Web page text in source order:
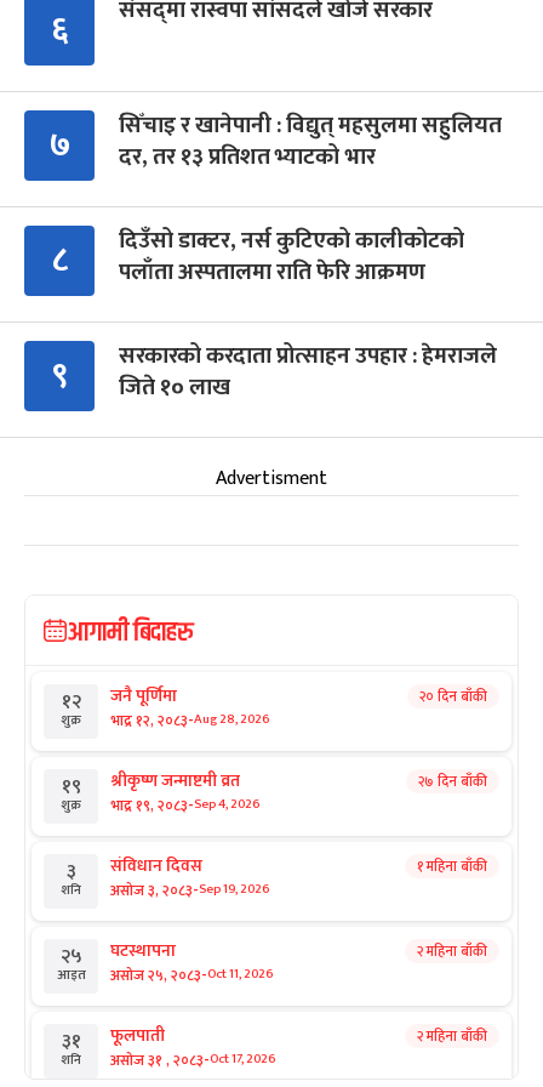
६ संसद्‍मा रास्वपा सांसदले खोजे सरकार
७
सिँचाइ र खानेपानी : विद्युत् महसुलमा सहुलियत
दर, तर १३ प्रतिशत भ्याटको भार
८
दिउँसो डाक्टर, नर्स कुटिएको कालीकोटको
पलाँता अस्पतालमा राति फेरि आक्रमण
९
सरकारको करदाता प्रोत्साहन उपहार : हेमराजले
जिते १० लाख
Advertisment
आगामी बिदाहरु
१२
शुक्र
जनै पूर्णिमा
भाद्र १२, २०८३-Aug 28, 2026
२० दिन बाँकी
१९
शुक्र
श्रीकृष्ण जन्माष्टमी व्रत
भाद्र १९, २०८३-Sep 4, 2026
२७ दिन बाँकी
३
शनि
संविधान दिवस
असोज ३, २०८३-Sep 19, 2026
१ महिना बाँकी
२५
आइत
घटस्थापना
असोज २५, २०८३-Oct 11, 2026
२ महिना बाँकी
३१
शनि
फूलपाती
असोज ३१ , २०८३-Oct 17, 2026
२ महिना बाँकी